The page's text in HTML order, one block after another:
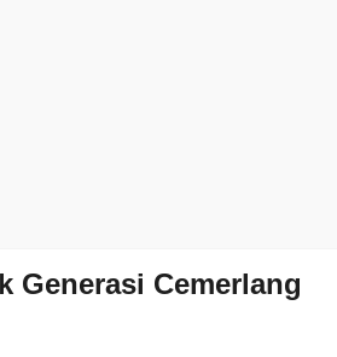
Generasi Cemerlang